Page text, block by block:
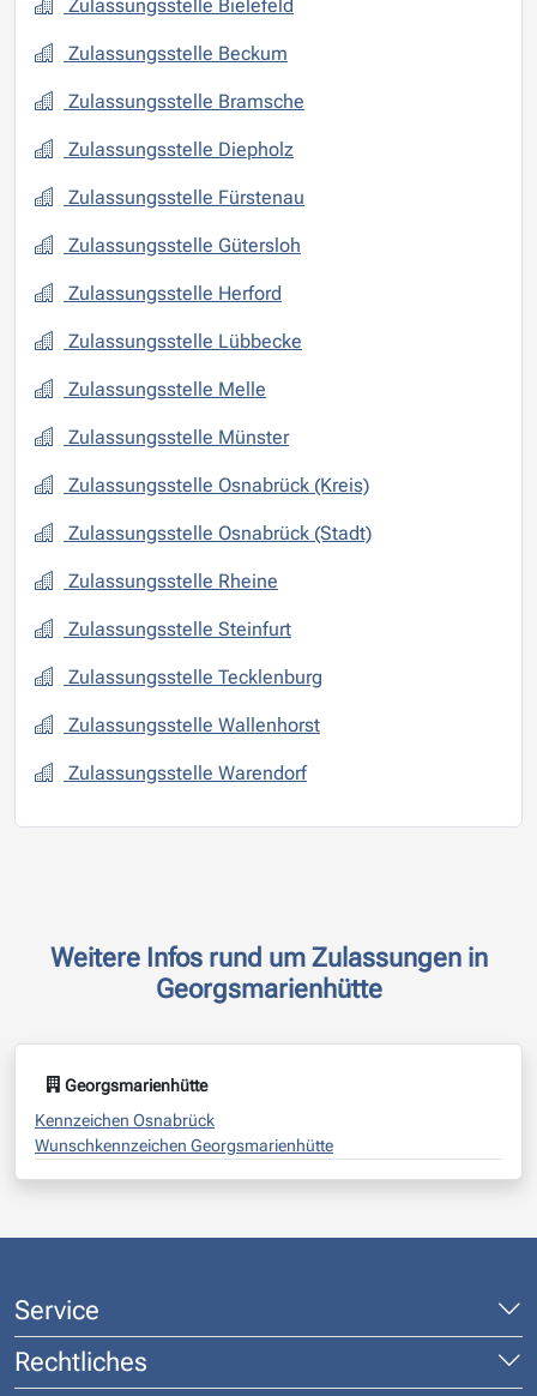
Zulassungsstelle Bielefeld
Zulassungsstelle Beckum
Zulassungsstelle Bramsche
Zulassungsstelle Diepholz
Zulassungsstelle Fürstenau
Zulassungsstelle Gütersloh
Zulassungsstelle Herford
Zulassungsstelle Lübbecke
Zulassungsstelle Melle
Zulassungsstelle Münster
Zulassungsstelle Osnabrück (Kreis)
Zulassungsstelle Osnabrück (Stadt)
Zulassungsstelle Rheine
Zulassungsstelle Steinfurt
Zulassungsstelle Tecklenburg
Zulassungsstelle Wallenhorst
Zulassungsstelle Warendorf
Weitere Infos rund um Zulassungen in
Georgsmarienhütte
Georgsmarienhütte
Kennzeichen Osnabrück
Wunschkennzeichen Georgsmarienhütte
Service
Rechtliches